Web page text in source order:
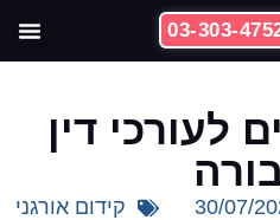
03-303-
לעורכי דין
30/07/ קידום אורגני